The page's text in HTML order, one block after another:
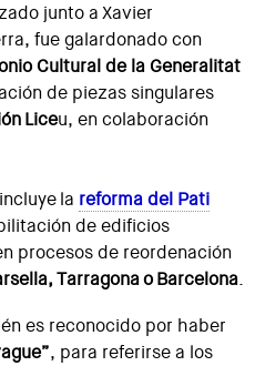
junto a Xavier
fue galardonado con
Cultural de la Generalitat
de piezas singulares
Liceu, en colaboración
la reforma del Pati
de edificios
procesos de reordenación
Tarragona o Barcelona.
es reconocido por haber
, para referirse a los